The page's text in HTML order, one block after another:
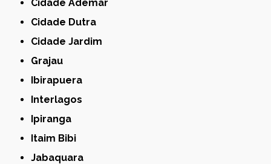
Cidade Ademar
Cidade Dutra
Cidade Jardim
Grajau
Ibirapuera
Interlagos
Ipiranga
Itaim Bibi
Jabaquara